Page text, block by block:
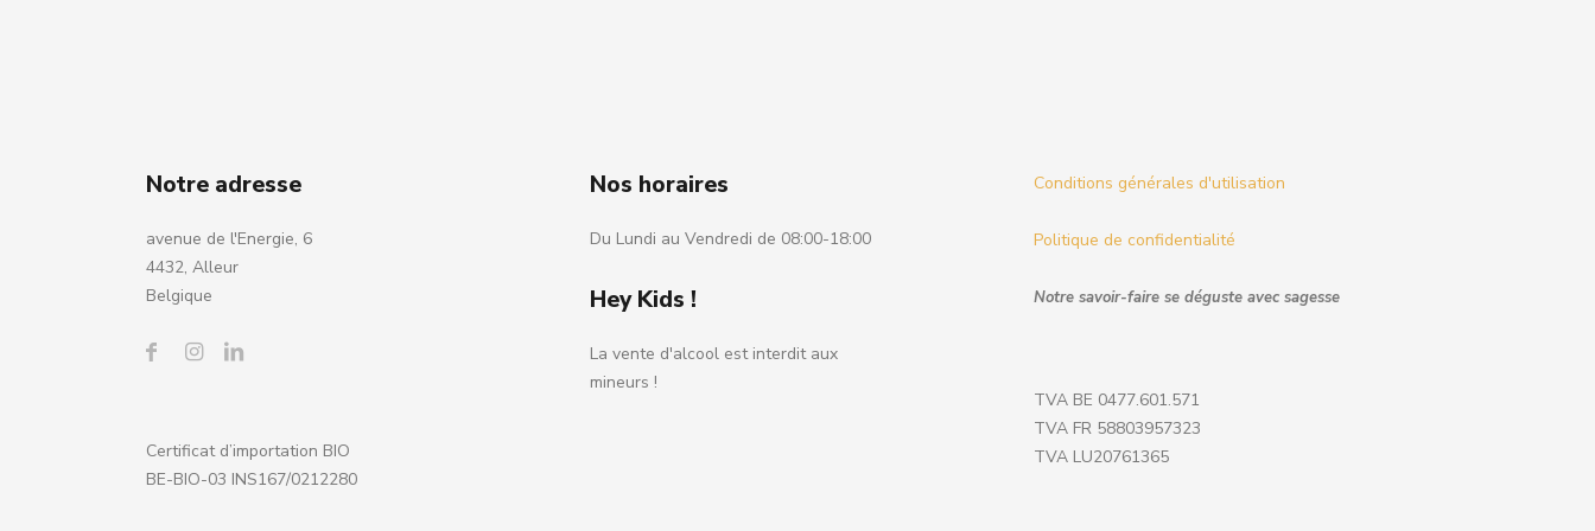
Notre adresse
avenue de l'Energie, 6
4432, Alleur
Belgique
Certificat d’importation BIO
BE-BIO-03 INS167/0212280
Nos horaires
Du Lundi au Vendredi de 08:00-18:00
Hey Kids !
La vente d'alcool est interdit aux
mineurs !
Conditions générales d'utilisation
Politique de confidentialité
Notre savoir-faire se déguste avec sagesse
TVA BE 0477.601.571
TVA FR 58803957323
TVA LU20761365